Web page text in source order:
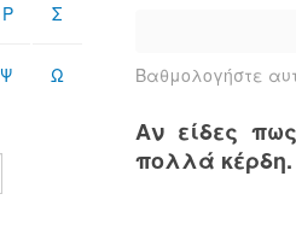
Βαθμολογήστε
Αν είδες
πολλά κέρδη.
Ρ Σ
Ψ Ω